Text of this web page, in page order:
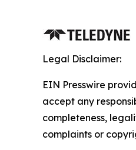
Legal Disclaimer:
EIN Presswire
accept any
completeness,
complaints or